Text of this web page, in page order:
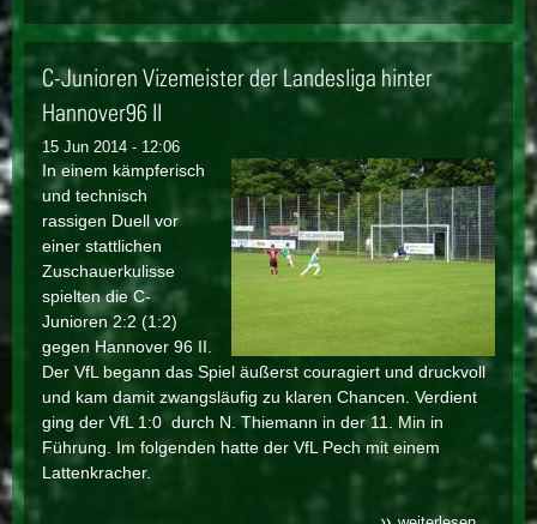
d1 feiert
C-Junioren Vizemeister der Landesliga hinter
Hannover96 II
15 Jun 2014 - 12:06
In einem kämpferisch
und technisch
rassigen Duell vor
einer stattlichen
Zuschauerkulisse
spielten die C-
Junioren 2:2 (1:2)
gegen Hannover 96 II.
Der VfL begann das Spiel äußerst couragiert und druckvoll
und kam damit zwangsläufig zu klaren Chancen. Verdient
ging der VfL 1:0 durch N. Thiemann in der 11. Min in
Führung. Im folgenden hatte der VfL Pech mit einem
Lattenkracher.